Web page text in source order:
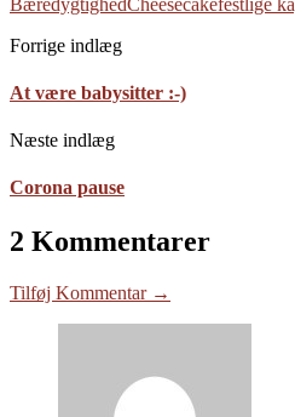
Forrige indlæg
At være babysitter :-)
Næste indlæg
Corona pause
2 Kommentarer
Tilføj Kommentar →